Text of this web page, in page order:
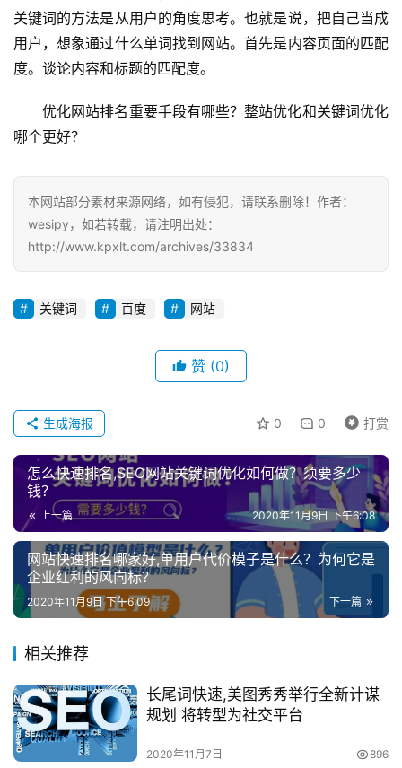
关键词的方法是从用户的角度思考。也就是说，把自己当成
用户，想象通过什么单词找到网站。首先是内容页面的匹配
度。谈论内容和标题的匹配度。
优化网站排名重要手段有哪些？整站优化和关键词优化
哪个更好？
本网站部分素材来源网络，如有侵犯，请联系删除！作者：
wesipy，如若转载，请注明出处：
http://www.kpxlt.com/archives/33834
关键词 百度 网站
赞 (0)
0 0 打赏
生成海报
怎么快速排名,SEO网站关键词优化如何做？须要多少
钱？
上一篇 2020年11月9日 下午6:08
网站快速排名哪家好,单用户代价模子是什么？为何它是
企业红利的风向标？
下一篇
2020年11月9日 下午6:09
相关推荐
长尾词快速,美图秀秀举行全新计谋
规划 将转型为社交平台
2020年11月7日 896